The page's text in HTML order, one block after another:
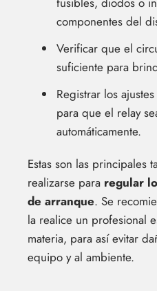
componentes del
Verificar que el
suficiente para
Registrar los
para que el relay
automáticamente.
Estas son las principales
realizarse para regular
de arranque. Se
la realice un profesional
materia, para así evitar
equipo y al ambiente.